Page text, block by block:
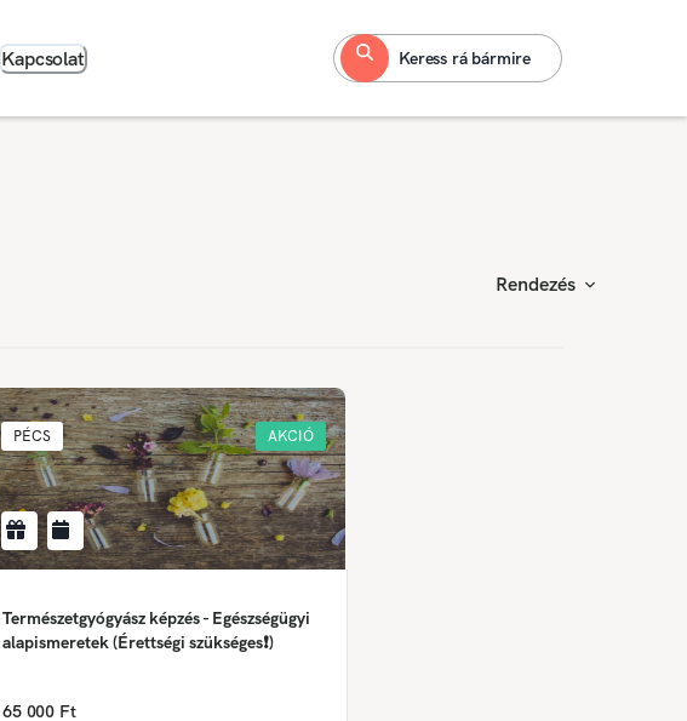
Kapcsolat Keress rá bármire
Rendezés
PÉCS AKCIÓ
Természetgyógyász képzés - Egészségügyi
alapismeretek (Érettségi szükséges❗)
65 000 Ft